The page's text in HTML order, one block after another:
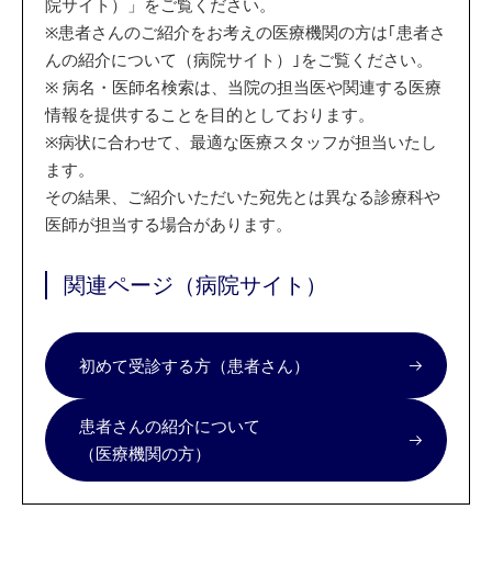
院サイト）」をご覧ください。
※患者さんのご紹介をお考えの医療機関の方は｢患者さ
んの紹介について（病院サイト）｣をご覧ください。
※ 病名・医師名検索は、当院の担当医や関連する医療
情報を提供することを目的としております。
※病状に合わせて、最適な医療スタッフが担当いたし
ます。
その結果、ご紹介いただいた宛先とは異なる診療科や
医師が担当する場合があります。
関連ページ（病院サイト）
初めて受診する方（患者さん）
患者さんの紹介について
（医療機関の方）